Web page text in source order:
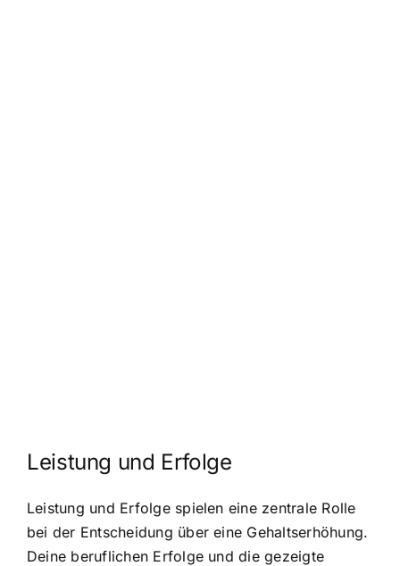
Leistung und Erfolge
Leistung und Erfolge spielen eine zentrale Rolle
bei der Entscheidung über eine Gehaltserhöhung.
Deine beruflichen Erfolge und die gezeigte